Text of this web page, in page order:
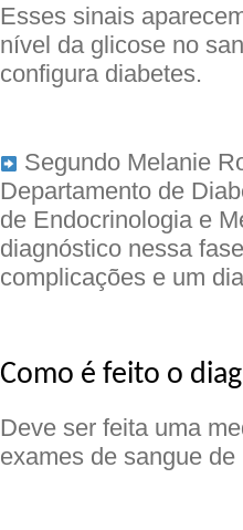
Esses sinais
nível da glicose no
configura diabetes.
Segundo Melanie
Departamento de
de Endocrinologia e
diagnóstico nessa
complicações e um
Como é feito o
Deve ser feita uma
exames de sangue de